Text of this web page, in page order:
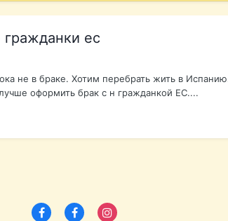
ес
не в браке. Хотим перебрать жить в
оформить брак с н гражданкой ЕС....